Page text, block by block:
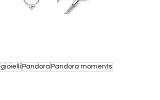
gioielli Pandora Pandora moments